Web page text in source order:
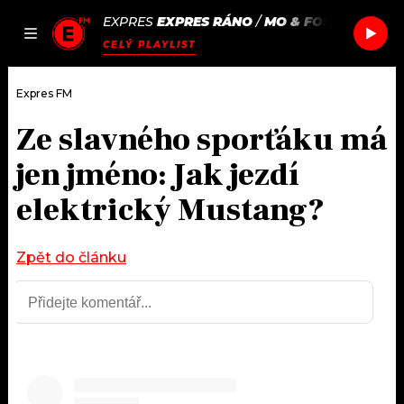
JAK
SEZNAM.CZ
EXPRES EXPRES RÁNO/MO & FOSTER THE
CELÝ PLAYLIST
DOMŮ
ČLÁNKY
HUDBA
ROZHOVORY
Expres FM
Ze slavného sporťáku má
jen jméno: Jak jezdí
elektrický Mustang?
Zpět do článku